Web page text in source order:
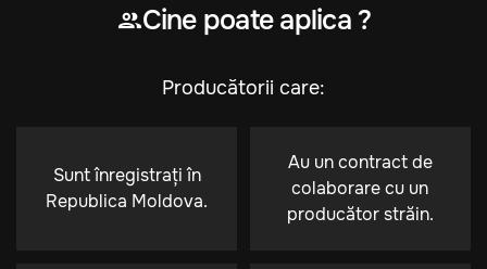
Cine poate aplica ?
Producătorii care:
Sunt înregistrați în
Republica Moldova.
Au un contract de
colaborare cu un
producător străin.